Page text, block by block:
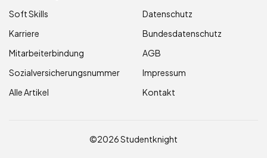
Soft Skills
Karriere
Mitarbeiterbindung
Sozialversicherungsnummer
Alle Artikel
Datenschutz
Bundesdatenschutz
AGB
Impressum
Kontakt
©2026 Studentknight